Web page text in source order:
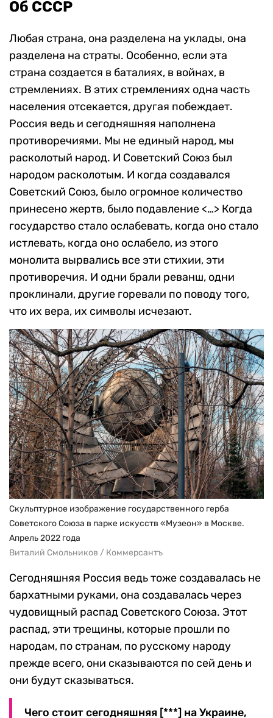
Об СССР
Любая страна, она разделена на уклады, она
разделена на страты. Особенно, если эта
страна создается в баталиях, в войнах, в
стремлениях. В этих стремлениях одна часть
населения отсекается, другая побеждает.
Россия ведь и сегодняшняя наполнена
противоречиями. Мы не единый народ, мы
расколотый народ. И Советский Союз был
народом расколотым. И когда создавался
Советский Союз, было огромное количество
принесено жертв, было подавление <…> Когда
государство стало ослабевать, когда оно стало
истлевать, когда оно ослабело, из этого
монолита вырвались все эти стихии, эти
противоречия. И одни брали реванш, одни
проклинали, другие горевали по поводу того,
что их вера, их символы исчезают.
Скульптурное изображение государственного герба
Советского Союза в парке искусств «Музеон» в Москве.
Апрель 2022 года
Виталий Смольников / Коммерсантъ
Сегодняшняя Россия ведь тоже создавалась не
бархатными руками, она создавалась через
чудовищный распад Советского Союза. Этот
распад, эти трещины, которые прошли по
народам, по странам, по русскому народу
прежде всего, они сказываются по сей день и
они будут сказываться.
Чего стоит сегодняшняя [***] на Украине,